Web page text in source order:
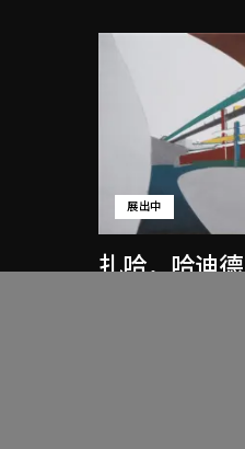
扎哈．哈迪德
展出中